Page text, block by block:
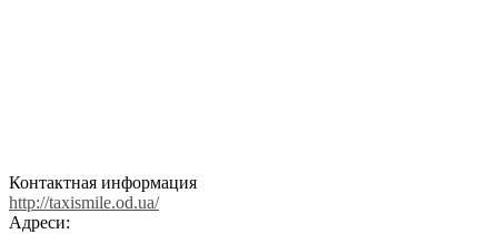
Контактная информация
http://taxismile.od.ua/
Адреси: